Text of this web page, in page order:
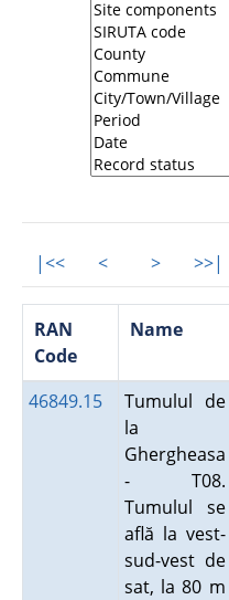
|<< < > >>|
RAN
Code
Name
46849.15
Tumulul de
la
Ghergheasa
- T08.
Tumulul se
află la vest-
sud-vest de
sat, la 80 m